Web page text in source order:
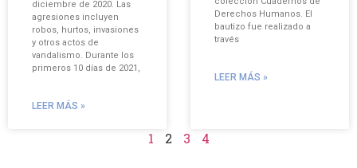
diciembre de 2020. Las
agresiones incluyen
robos, hurtos, invasiones
y otros actos de
vandalismo. Durante los
primeros 10 días de 2021,
LEER MÁS »
Derechos Humanos. El
bautizo fue realizado a
través
LEER MÁS »
1 2 3 4